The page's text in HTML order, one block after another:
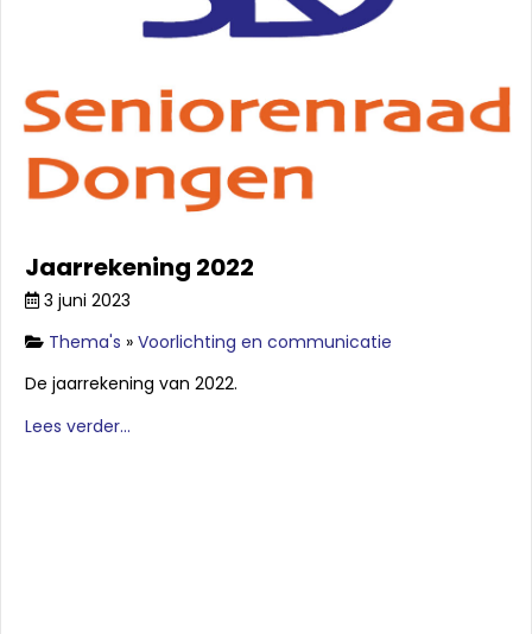
Jaarrekening 2022
3 juni 2023
Thema's » Voorlichting en communicatie
De jaarrekening van 2022.
Lees verder...